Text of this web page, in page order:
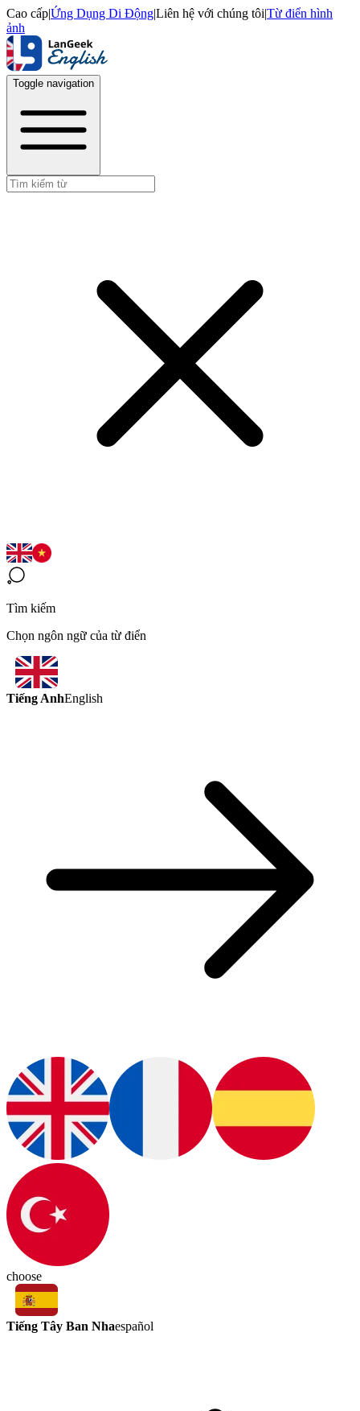
Cao cấp|Ứng Dụng Di Động|Liên hệ với chúng tôi|Từ điển hình
ảnh
Toggle navigation
Tìm kiếm
Chọn ngôn ngữ của từ điển
Tiếng AnhEnglish
choose
Tiếng Tây Ban Nhaespañol